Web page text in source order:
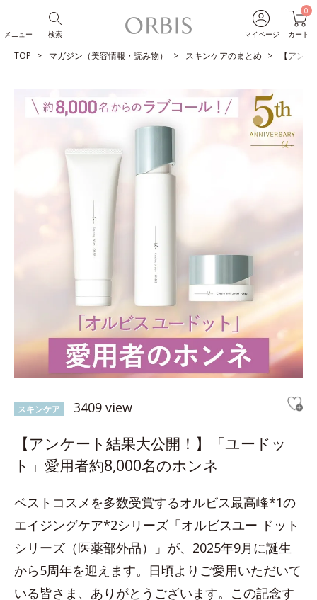
マイページ
0
カート
検索
メニュー
TOP マガジン（美容情報・読み物） スキンケアのまとめ 【アン
スキンケア 3409 view
【アンケート結果大公開！】「ユードッ
ト」愛用者約8,000名のホンネ
ベストコスメを多数受賞するオルビス最高峰*1の
エイジングケア*2シリーズ「オルビスユー ドット
シリーズ（医薬部外品）」が、2025年9月に誕生
から5周年を迎えます。日頃よりご愛用いただいて
いる皆さま、ありがとうございます。この記念す